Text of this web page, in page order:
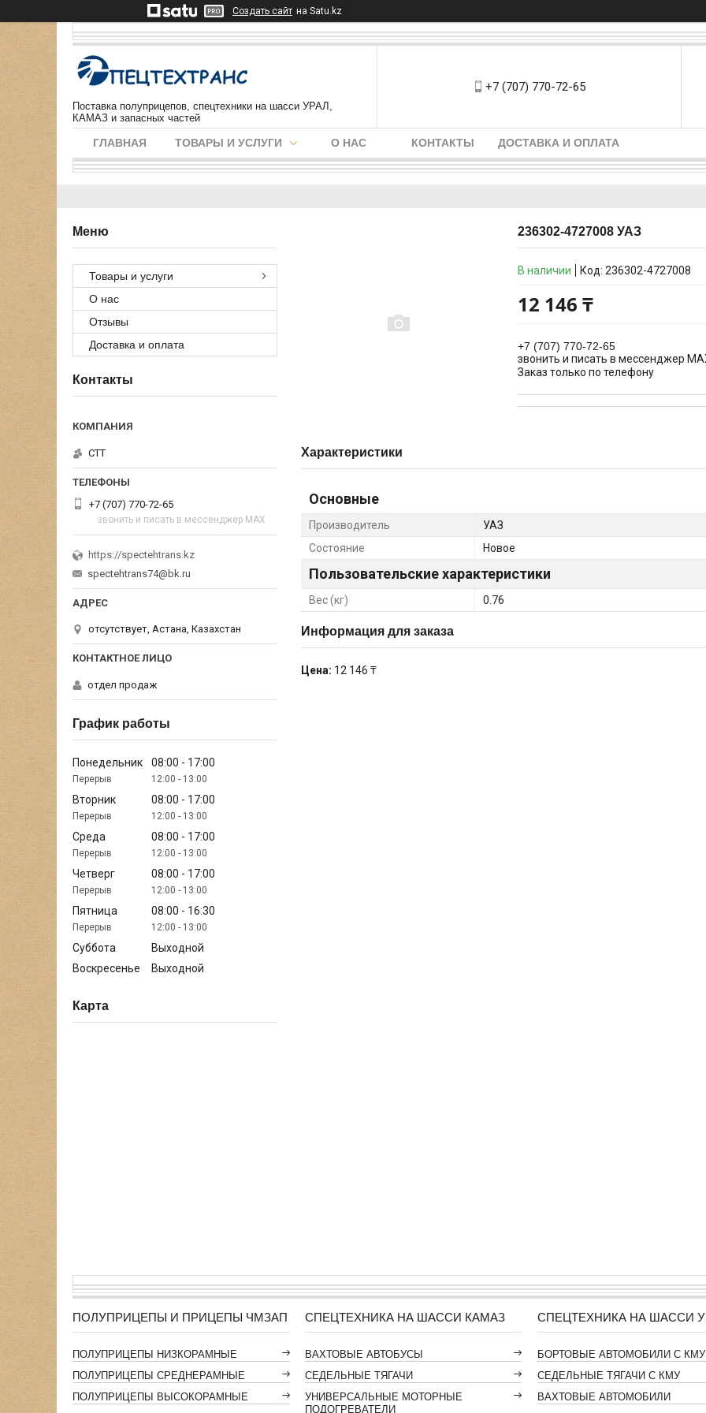
Создать сайт на Satu.kz
Поставка полуприцепов, спецтехники на шасси УРАЛ,
КАМАЗ и запасных частей
+7 (707) 770-72-65
ГЛАВНАЯ ТОВАРЫ И УСЛУГИ О НАС КОНТАКТЫ ДОСТАВКА И ОПЛАТА
236302-4727008 УАЗ
В наличии Код: 236302-4727008
12 146 ₸
+7 (707) 770-72-65
звонить и писать в мессенджер
Заказ только по телефону
Характеристики
Основные
Производитель
УАЗ
Состояние
Новое
Пользовательские характеристики
Вес (кг) 0.76
Информация для заказа
Цена: 12 146 ₸
Товары и услуги
О нас
Отзывы
Доставка и оплата
Контакты
СТТ
+7 (707) 770-72-65
звонить и писать в мессенджер MAX
https://spectehtrans.kz
spectehtrans74@bk.ru
отсутствует, Астана, Казахстан
отдел продаж
График работы
Понедельник 08:00 17:00
12:00 13:00
Вторник 08:00 17:00
12:00 13:00
Среда 08:00 17:00
12:00 13:00
Четверг 08:00 17:00
12:00 13:00
Пятница 08:00 16:30
12:00 13:00
Суббота
Выходной
Воскресенье
Выходной
Карта
ПОЛУПРИЦЕПЫ И ПРИЦЕПЫ ЧМЗАП
ПОЛУПРИЦЕПЫ НИЗКОРАМНЫЕ
ПОЛУПРИЦЕПЫ СРЕДНЕРАМНЫЕ
ПОЛУПРИЦЕПЫ ВЫСОКОРАМНЫЕ
СПЕЦТЕХНИКА НА ШАССИ КАМАЗ
ВАХТОВЫЕ АВТОБУСЫ
СЕДЕЛЬНЫЕ ТЯГАЧИ
УНИВЕРСАЛЬНЫЕ МОТОРНЫЕ
ПОДОГРЕВАТЕЛИ
СПЕЦТЕХНИКА НА ШАССИ
БОРТОВЫЕ АВТОМОБИЛИ С КМУ
СЕДЕЛЬНЫЕ ТЯГАЧИ С КМУ
ВАХТОВЫЕ АВТОМОБИЛИ